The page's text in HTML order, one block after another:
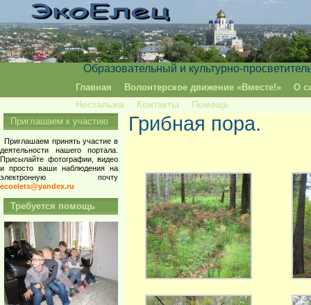
Образовательный и культурно-
Главная Волонтерское движение «Вместе!»
О
Ностальжи
Контакты Помощь
Грибная пора.
Приглашаем к участию
Приглашаем принять участие в
деятельности нашего портала.
Присылайте фотографии, видео
и просто ваши наблюдения на
электронную почту
ecoelets@yandex.ru
Требуется помощь